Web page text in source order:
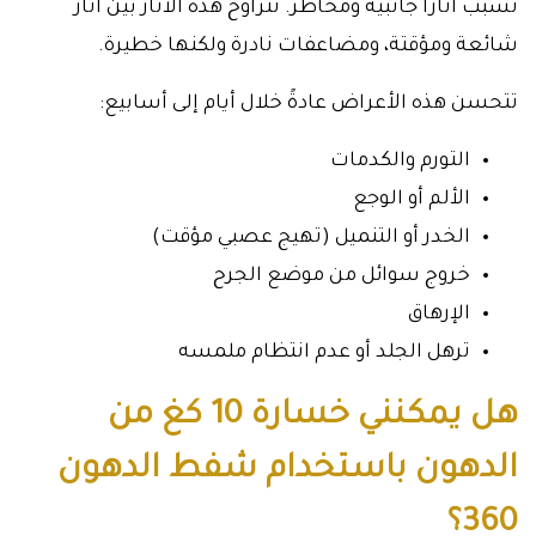
تُسبب آثارًا جانبية ومخاطر. تتراوح هذه الآثار بين آثار
شائعة ومؤقتة، ومضاعفات نادرة ولكنها خطيرة.
تتحسن هذه الأعراض عادةً خلال أيام إلى أسابيع:
التورم والكدمات
الألم أو الوجع
الخدر أو التنميل (تهيج عصبي مؤقت)
خروج سوائل من موضع الجرح
الإرهاق
ترهل الجلد أو عدم انتظام ملمسه
هل يمكنني خسارة 10 كغ من
الدهون باستخدام شفط الدهون
360؟